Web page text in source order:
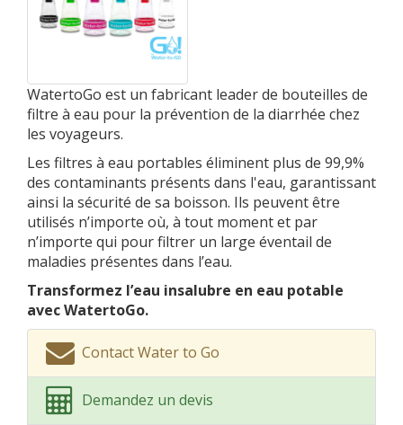
WatertoGo est un fabricant leader de bouteilles de
filtre à eau pour la prévention de la diarrhée chez
les voyageurs.
Les filtres à eau portables éliminent plus de 99,9%
des contaminants présents dans l'eau, garantissant
ainsi la sécurité de sa boisson. Ils peuvent être
utilisés n’importe où, à tout moment et par
n’importe qui pour filtrer un large éventail de
maladies présentes dans l’eau.
Transformez l’eau insalubre en eau potable
avec WatertoGo.
Contact Water to Go
Demandez un devis